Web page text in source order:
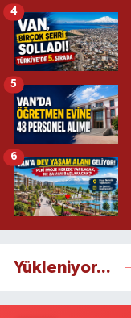
4
5
6
Yükleniyor...